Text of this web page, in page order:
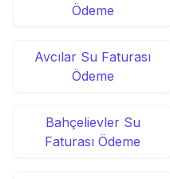
Ödeme
Avcılar Su Faturası
Ödeme
Bahçelievler Su
Faturası Ödeme